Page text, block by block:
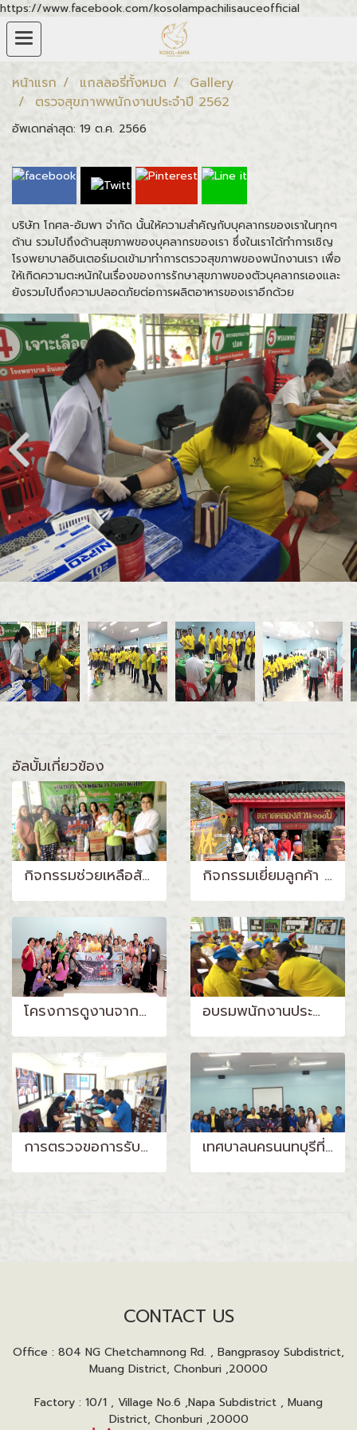
https://www.facebook.com/kosolampachilisauceofficial
หน้าแรก แกลลอรี่ทั้งหมด
Gallery
ตรวจสุขภาพพนักงานประจำปี 2562
อัพเดทล่าสุด: 19 ต.ค. 2566
บริษัท โกศล-อัมพา จำกัด นั้นให้ความสำคัญกับบุคลากรของเราในทุกๆ
ด้าน รวมไปถึงด้านสุขภาพของบุคลากรของเรา ซึ่งในเราได้ทำการเชิญ
โรงพยาบาลอินเตอร์เมดเข้ามาทำการตรวจสุขภาพของพนักงานเรา เพื่อ
ให้เกิดความตะหนักในเรื่องของการรักษาสุขภาพของตัวบุคลากรเองและ
ยังรวมไปถึงความปลอดภัยต่อการผลิตอาหารของเราอีกด้วย
อัลบั้มเกี่ยวข้อง
กิจกรรมช่วยเหลือสังคมนำสิ่งของที่จำเป็นที่ใช้ในชีวิตประจำวันไปให้กับศูนย์ไอ เเอล ซี เพื่อเด็กพิเศษเเละบ้านบางประกง สถานสงเคราะห์คนพิการเเละทุพพลภาพ กิจกรรมเยี่ยมลูกค้า ณ ลาดคลองสวน 100 ปี
โครงการดูงานจากกลุ่มคลัสเตอร์อุตสาหกรรมอาหารเเปรรูปจากเนื้อสัตว์จากจังหวัดอุบลราชธานี อบรมพนักงานประจำปี 2562
การตรวจขอการรับรอง FSSC 22000 จาก BSI เทศบาลนครนนทบุรีที่เข้ามาศึกษาดูงาน
CONTACT US
Office : 804 NG Chetchamnong Rd. , Bangprasoy Subdistrict,
Muang District, Chonburi ,20000
Factory : 10/1 , Village No.6 ,Napa Subdistrict , Muang
District, Chonburi ,20000